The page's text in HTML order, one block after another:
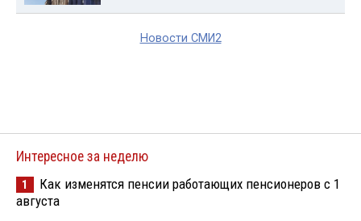
Новости СМИ2
Интересное за неделю
1
Как изменятся пенсии работающих пенсионеров с 1
августа